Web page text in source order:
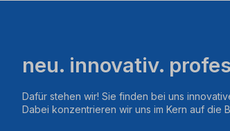
neu. innovativ.
Dafür stehen wir! Sie finden bei uns
Dabei konzentrieren wir uns im Kern auf die